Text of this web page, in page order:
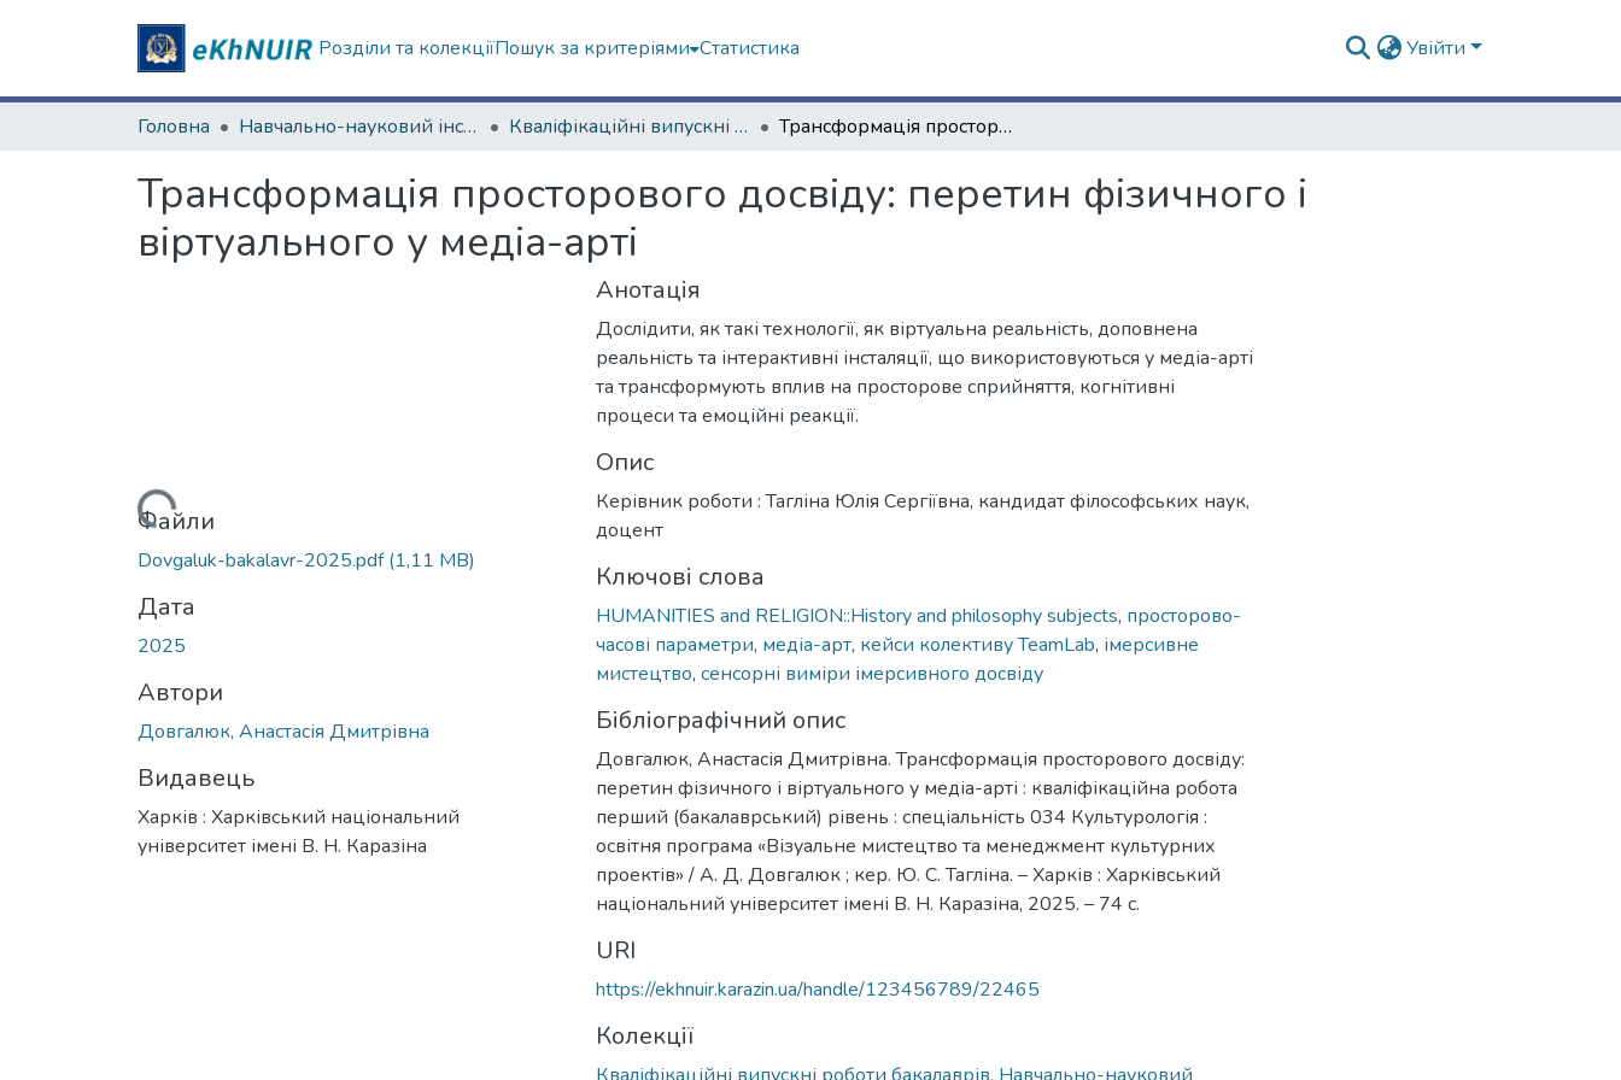
Розділи та колекціїПошук за критеріями Статистика Увійти
Головна Навчально-науковий інститут філософії, культурології, політології Кваліфікаційні випускні роботи бакалаврів. Навчально-науковий інститут філософії, культурології, політології Трансформація просторового досвіду: перетин фізичного і віртуального у медіа-арті
Трансформація просторового досвіду: перетин фізичного і
віртуального у медіа-арті
Вантажиться...Файли
Dovgaluk-bakalavr-2025.pdf(1,11 MB)
Дата
2025
Автори
Довгалюк, Анастасія Дмитрівна
Видавець
Харків : Харківський національний
університет імені В. Н. Каразіна
Анотація
Дослідити, як такі технології, як віртуальна реальність, доповнена
реальність та інтерактивні інсталяції, що використовуються у медіа-арті
та трансформують вплив на просторове сприйняття, когнітивні
процеси та емоційні реакції.
Опис
Керівник роботи : Тагліна Юлія Сергіївна, кандидат філософських наук,
доцент
Ключові слова
HUMANITIES and RELIGION::History and philosophy subjects, просторово-
часові параметри, медіа-арт, кейси колективу TeamLab, імерсивне
мистецтво, сенсорні виміри імерсивного досвіду
Бібліографічний опис
Довгалюк, Анастасія Дмитрівна. Трансформація просторового досвіду:
перетин фізичного і віртуального у медіа-арті : кваліфікаційна робота
перший (бакалаврський) рівень : спеціальність 034 Культурологія :
освітня програма «Візуальне мистецтво та менеджмент культурних
проектів» / А. Д. Довгалюк ; кер. Ю. С. Тагліна. – Харків : Харківський
національний університет імені В. Н. Каразіна, 2025. – 74 с.
URI
https://ekhnuir.karazin.ua/handle/123456789/22465
Колекції